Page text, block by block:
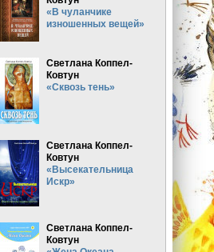
«В чуланчике
изношенных вещей»
Светлана Коппел-
Ковтун
«Сквозь тень»
Светлана Коппел-
Ковтун
«Высекательница
Искр»
Светлана Коппел-
Ковтун